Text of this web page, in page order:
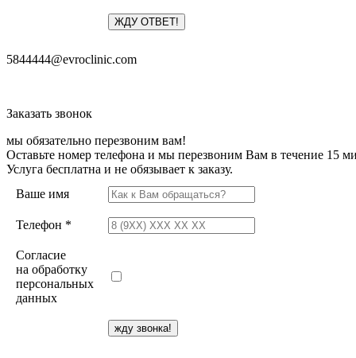
5844444@evroclinic.com
Заказать звонок
мы обязательно перезвоним вам!
Оставьте номер телефона и мы перезвоним Вам в течение 15
Услуга бесплатна и не обязывает к заказу.
Ваше имя
Телефон *
Согласие
на обработку
персональных
данных